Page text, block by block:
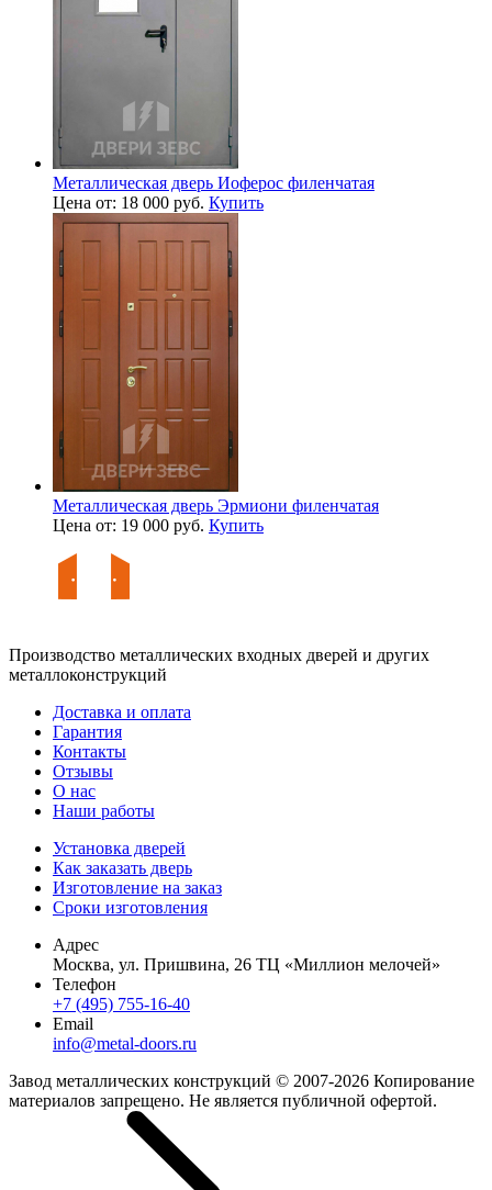
Металлическая дверь Иоферос филенчатая
Цена от: 18 000 руб. Купить
Металлическая дверь Эрмиони филенчатая
Цена от: 19 000 руб. Купить
Производство металлических входных дверей и других
металлоконструкций
Доставка и оплата
Гарантия
Контакты
Отзывы
О нас
Наши работы
Установка дверей
Как заказать дверь
Изготовление на заказ
Сроки изготовления
Адрес
Москва, ул. Пришвина, 26 ТЦ «Миллион мелочей»
Телефон
+7 (495) 755-16-40
Email
info@metal-doors.ru
Завод металлических конструкций © 2007-2026 Копирование
материалов запрещено. Не является публичной офертой.